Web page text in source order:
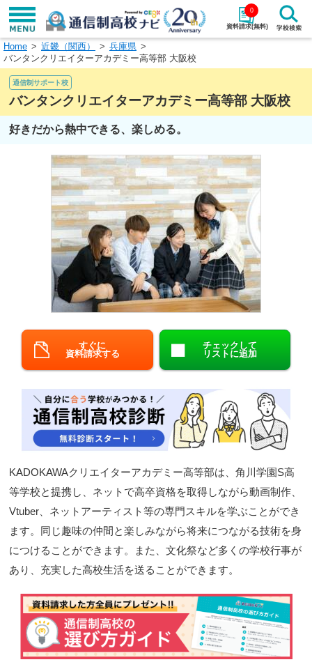
資料請求(無料)
0
学校名で探す
エリアから探す
エリアを選択して探す
北海道・東北
北陸・甲信越
中国
九州・沖縄
閉じる
Home 近畿（関西）
兵庫県
バンタンクリエイターアカデミー高等部 大阪校
通信制サポート校
バンタンクリエイターアカデミー高等部 大阪校
好きだから熱中できる、楽しめる。
すぐに
資料請求する
チェックして
リストに追加
KADOKAWAクリエイターアカデミー高等部は、角川学園S高
等学校と提携し、ネットで高卒資格を取得しながら動画制作、
Vtuber、ネットアーティスト等の専門スキルを学ぶことができ
ます。同じ趣味の仲間と楽しみながら将来につながる技術を身
につけることができます。また、文化祭など多くの学校行事が
あり、充実した高校生活を送ることができます。